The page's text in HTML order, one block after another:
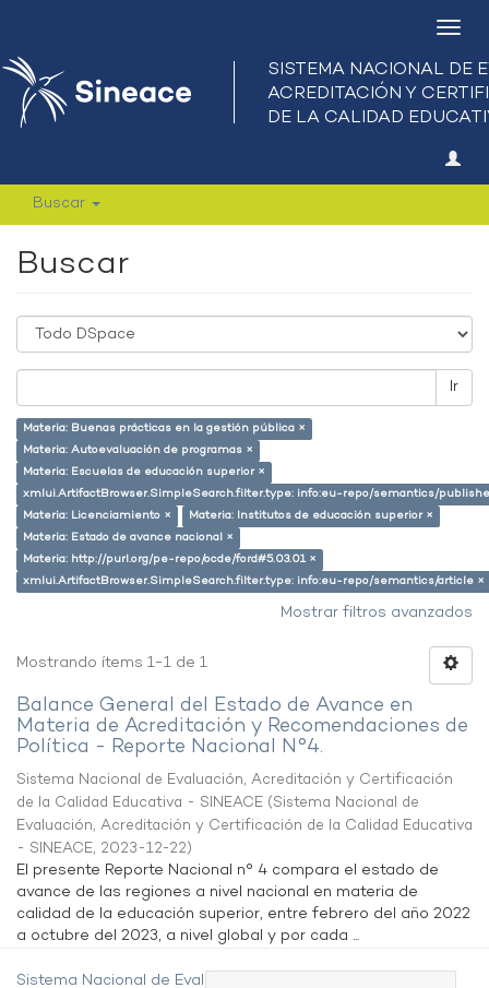
Buscar
Buscar
Ir
Materia: Buenas prácticas en la gestión pública ×
Materia: Autoevaluación de programas ×
Materia: Escuelas de educación superior ×
xmlui.ArtifactBrowser.SimpleSearch.filter.type: info:eu-repo/semantics/
Materia: Licenciamiento ×
Materia: Institutos de educación superior ×
Materia: Estado de avance nacional ×
Materia: http://purl.org/pe-repo/ocde/ford#5.03.01 ×
xmlui.ArtifactBrowser.SimpleSearch.filter.type: info:eu-repo/semantics/article ×
Mostrar filtros avanzados
Mostrando ítems 1-1 de 1
Balance General del Estado de Avance en
Materia de Acreditación y Recomendaciones de
Política - Reporte Nacional N°4.
Sistema Nacional de Evaluación, Acreditación y Certificación
de la Calidad Educativa - SINEACE (Sistema Nacional de
Evaluación, Acreditación y Certificación de la Calidad Educativa
- SINEACE, 2023-12-22)
El presente Reporte Nacional n° 4 compara el estado de
avance de las regiones a nivel nacional en materia de
calidad de la educación superior, entre febrero del año 2022
a octubre del 2023, a nivel global y por cada ...
Sistema Nacional de Evaluación,